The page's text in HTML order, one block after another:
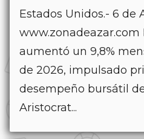
Estados Unidos.- 6 de
www.zonadeazar.com
aumentó un 9,8%
de 2026, impulsado
desempeño bursátil
Aristocrat...